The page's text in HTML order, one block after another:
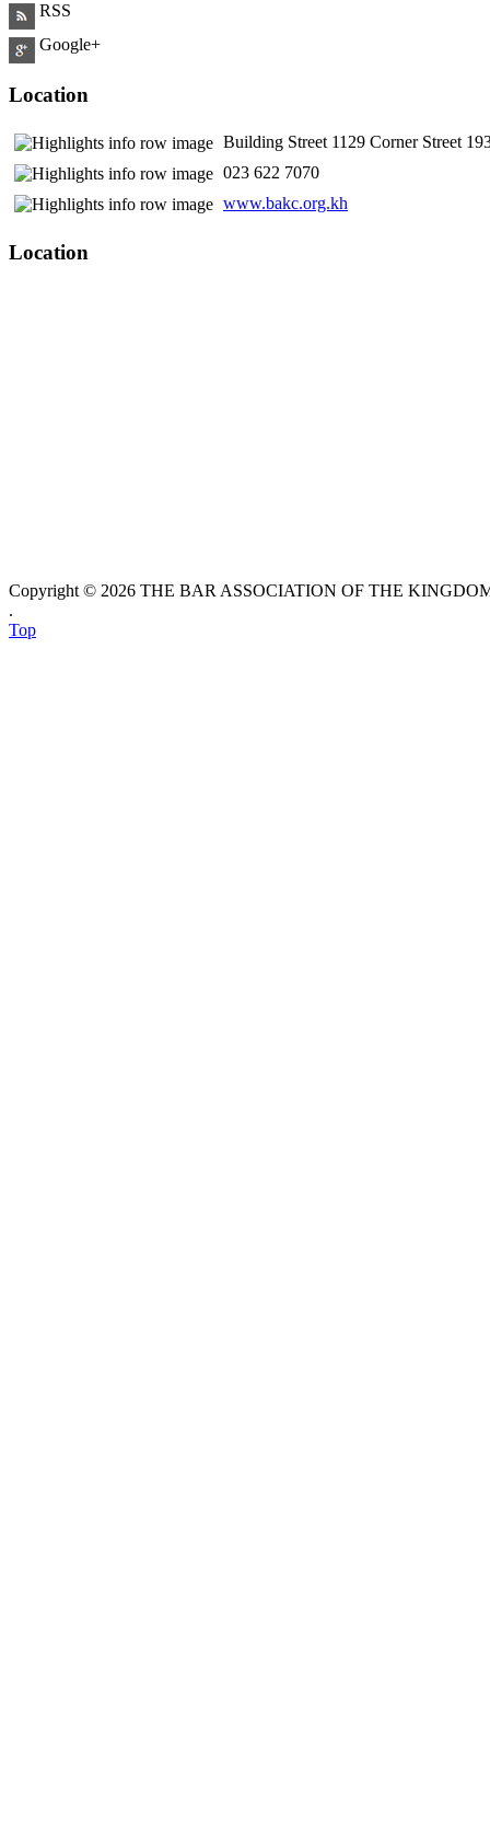
RSS
Google+
Location
Building Street 1129 Corner Street
​ 023 622 7070
www.bakc.org.kh
Location
Copyright © 2026 THE BAR ASSOCIATION OF THE
.
Top